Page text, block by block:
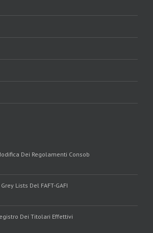
Dei Regolamenti Consob
Lists Del FAFT-GAFI
Dei Titolari Effettivi